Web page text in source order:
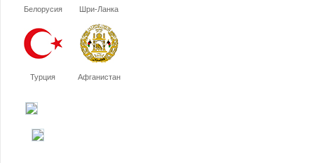
Белорусия Шри-Ланка
Турция Афганистан